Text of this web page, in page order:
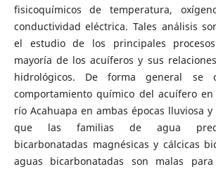
fisicoquímicos de temperatura,
conductividad eléctrica. Tales análisis
el estudio de los principales
mayoría de los acuíferos y sus
hidrológicos. De forma general se
comportamiento químico del acuífero
río Acahuapa en ambas épocas lluviosa
que las familias de agua
bicarbonatadas magnésicas y cálcicas
aguas bicarbonatadas son malas